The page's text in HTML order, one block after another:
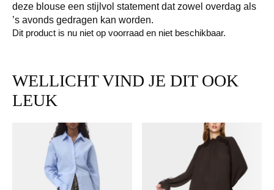
deze blouse een stijlvol statement dat zowel overdag als
’s avonds gedragen kan worden.
Dit product is nu niet op voorraad en niet beschikbaar.
WELLICHT VIND JE DIT OOK
LEUK